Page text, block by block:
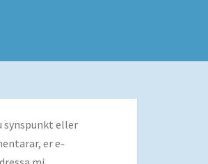
synspunkt eller
er e-